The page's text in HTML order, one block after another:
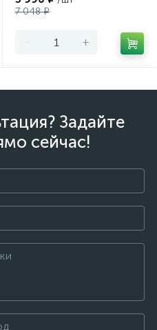
7 048 ₽
- +
Задайте
сейчас!